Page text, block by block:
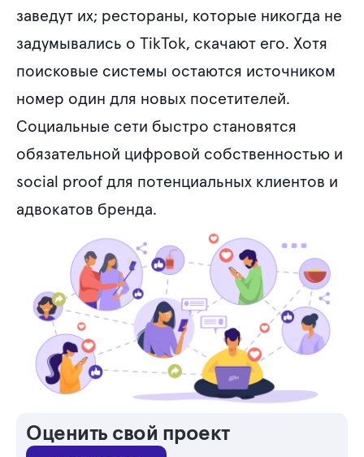
заведут их; рестораны, которые никогда не
задумывались о TikTok, скачают его. Хотя
поисковые системы остаются источником
номер один для новых посетителей.
Социальные сети быстро становятся
обязательной цифровой собственностью и
social proof для потенциальных клиентов и
адвокатов бренда.
Оценить свой проект